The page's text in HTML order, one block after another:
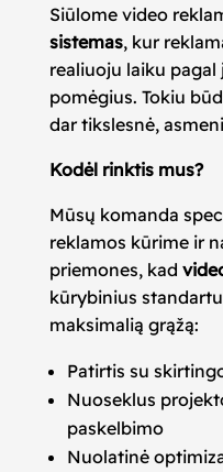
Siūlome video
sistemas, kur
realiuoju laiku pagal
pomėgius. Tokiu
dar tikslesnė,
Kodėl rinktis mus?
Mūsų komanda
reklamos kūrime ir
priemones, kad
kūrybinius
maksimalią grąžą:
Patirtis su
Nuoseklus
paskelbimo
Nuolatinė